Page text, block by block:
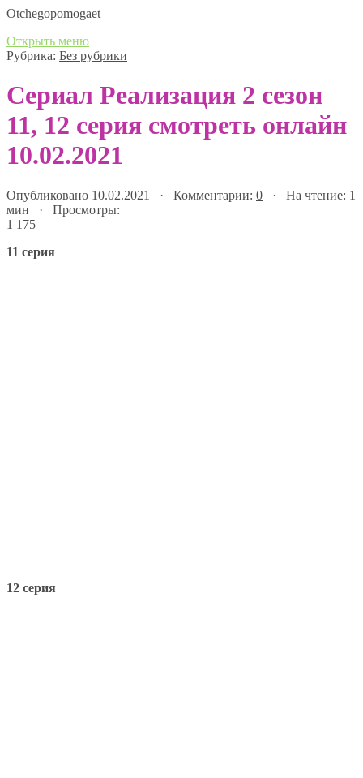
Оtchegopomogaet
Открыть меню
Рубрика: Без рубрики
Сериал Реализация 2 сезон
11, 12 серия смотреть онлайн
10.02.2021
Опубликовано 10.02.2021 · Комментарии: 0 · На чтение: 1
мин · Просмотры:
1 175
11 серия
12 серия